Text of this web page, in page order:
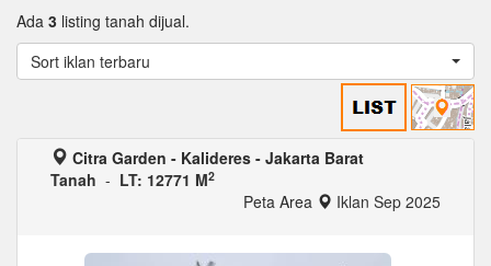
Ada 3 listing tanah dijual.
Sort iklan terbaru
Citra Garden - Kalideres - Jakarta Barat
Tanah - LT: 12771 M2
Peta Area Iklan Sep 2025